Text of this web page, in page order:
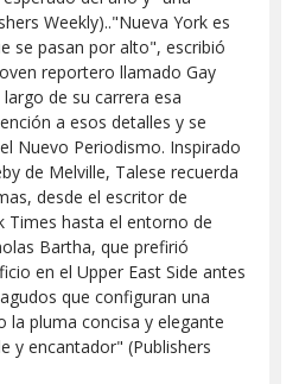
Weekly).."Nueva York es
se pasan por alto", escribió
reportero llamado Gay
de su carrera esa
a esos detalles y se
Nuevo Periodismo. Inspirado
de Melville, Talese recuerda
desde el escritor de
Times hasta el entorno de
Bartha, que prefirió
en el Upper East Side antes
que configuran una
la pluma concisa y elegante
y encantador" (Publishers